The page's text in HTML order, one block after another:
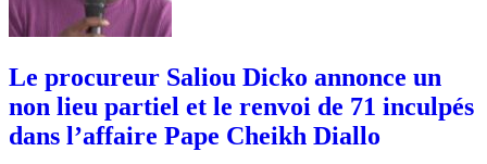
Le procureur Saliou Dicko annonce un
non lieu partiel et le renvoi de 71 inculpés
dans l’affaire Pape Cheikh Diallo